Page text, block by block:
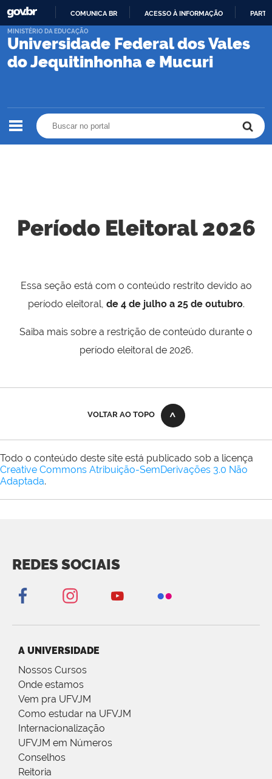
PARA
CONTEÚDO
COMUNICA BR ACESSO À INFORMAÇÃO
Universidade Federal dos Vales
do Jequitinhonha e Mucuri
MINISTÉRIO DA EDUCAÇÃO
Período Eleitoral 2026
Essa seção está com o conteúdo restrito devido ao
período eleitoral, de 4 de julho a 25 de outubro.
Saiba mais sobre a restrição de conteúdo durante o
período eleitoral de 2026.
VOLTAR AO TOPO
Todo o conteúdo deste site está publicado sob a licença
Creative Commons Atribuição-SemDerivações 3.0 Não
Adaptada.
REDES SOCIAIS
A UNIVERSIDADE
Nossos Cursos
Onde estamos
Vem pra UFVJM
Como estudar na UFVJM
Internacionalização
UFVJM em Números
Conselhos
Reitoria